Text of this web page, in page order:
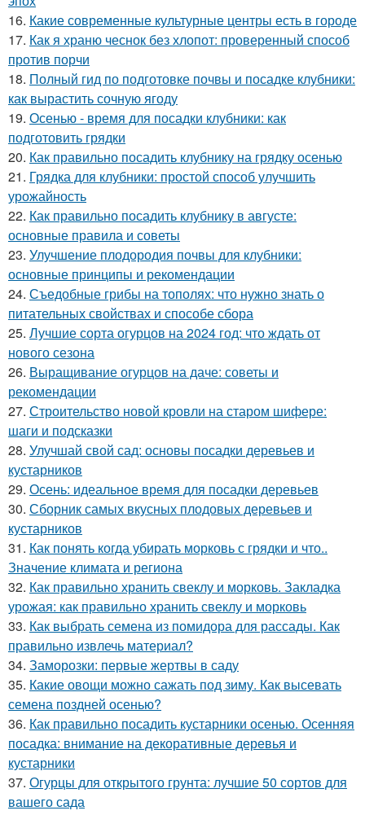
16. Какие современные культурные центры есть в городе
17. Как я храню чеснок без хлопот: проверенный способ
против порчи
18. Полный гид по подготовке почвы и посадке клубники:
как вырастить сочную ягоду
19. Осенью - время для посадки клубники: как
подготовить грядки
20. Как правильно посадить клубнику на грядку осенью
21. Грядка для клубники: простой способ улучшить
урожайность
22. Как правильно посадить клубнику в августе:
основные правила и советы
23. Улучшение плодородия почвы для клубники:
основные принципы и рекомендации
24. Съедобные грибы на тополях: что нужно знать о
питательных свойствах и способе сбора
25. Лучшие сорта огурцов на 2024 год: что ждать от
нового сезона
26. Выращивание огурцов на даче: советы и
рекомендации
27. Строительство новой кровли на старом шифере:
шаги и подсказки
28. Улучшай свой сад: основы посадки деревьев и
кустарников
29. Осень: идеальное время для посадки деревьев
30. Сборник самых вкусных плодовых деревьев и
кустарников
31. Как понять когда убирать морковь с грядки и что..
Значение климата и региона
32. Как правильно хранить свеклу и морковь. Закладка
урожая: как правильно хранить свеклу и морковь
33. Как выбрать семена из помидора для рассады. Как
правильно извлечь материал?
34. Заморозки: первые жертвы в саду
35. Какие овощи можно сажать под зиму. Как высевать
семена поздней осенью?
36. Как правильно посадить кустарники осенью. Осенняя
посадка: внимание на декоративные деревья и
кустарники
37. Огурцы для открытого грунта: лучшие 50 сортов для
вашего сада